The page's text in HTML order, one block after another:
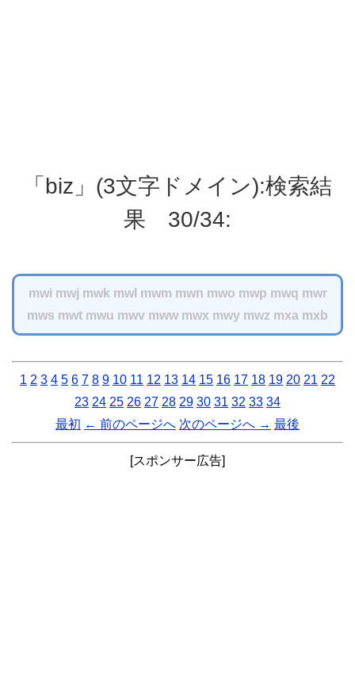
「biz」(3文字ドメイン):検索結
果 30/34:
mwi mwj mwk mwl mwm mwn mwo mwp mwq mwr
mws mwt mwu mwv mww mwx mwy mwz mxa mxb
1 2 3 4 5 6 7 8 9 10 11 12 13 14 15 16 17 18 19 20 21 22
23 24 25 26 27 28 29 30 31 32 33 34
最初 ← 前のページへ 次のページへ → 最後
[スポンサー広告]